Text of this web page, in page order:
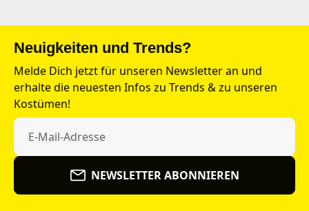
Neuigkeiten und Trends?
Melde Dich jetzt für unseren Newsletter an und
erhalte die neuesten Infos zu Trends & zu unseren
Kostümen!
NEWSLETTER ABONNIEREN